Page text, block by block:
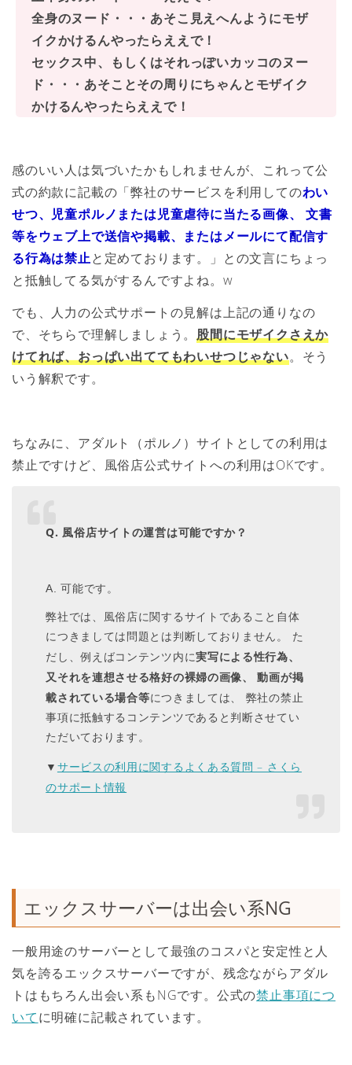
全身のヌード・・・あそこ見えへんようにモザ
イクかけるんやったらええで！
セックス中、もしくはそれっぽいカッコのヌー
ド・・・あそことその周りにちゃんとモザイク
かけるんやったらええで！
感のいい人は気づいたかもしれませんが、これって公
式の約款に記載の「弊社のサービスを利用してのわい
せつ、児童ポルノまたは児童虐待に当たる画像、 文書
等をウェブ上で送信や掲載、またはメールにて配信す
る行為は禁止と定めております。」との文言にちょっ
と抵触してる気がするんですよね。w
でも、人力の公式サポートの見解は上記の通りなの
で、そちらで理解しましょう。股間にモザイクさえか
けてれば、おっぱい出ててもわいせつじゃない。そう
いう解釈です。
ちなみに、アダルト（ポルノ）サイトとしての利用は
禁止ですけど、風俗店公式サイトへの利用はOKです。
Q. 風俗店サイトの運営は可能ですか？
A. 可能です。
弊社では、風俗店に関するサイトであること自体
につきましては問題とは判断しておりません。 た
だし、例えばコンテンツ内に実写による性行為、
又それを連想させる格好の裸婦の画像、 動画が掲
載されている場合等につきましては、 弊社の禁止
事項に抵触するコンテンツであると判断させてい
ただいております。
▼ サービスの利用に関するよくある質問 – さくら
のサポート情報
エックスサーバーは出会い系NG
一般用途のサーバーとして最強のコスパと安定性と人
気を誇るエックスサーバーですが、残念ながらアダル
トはもちろん出会い系もNGです。公式の禁止事項につ
いてに明確に記載されています。